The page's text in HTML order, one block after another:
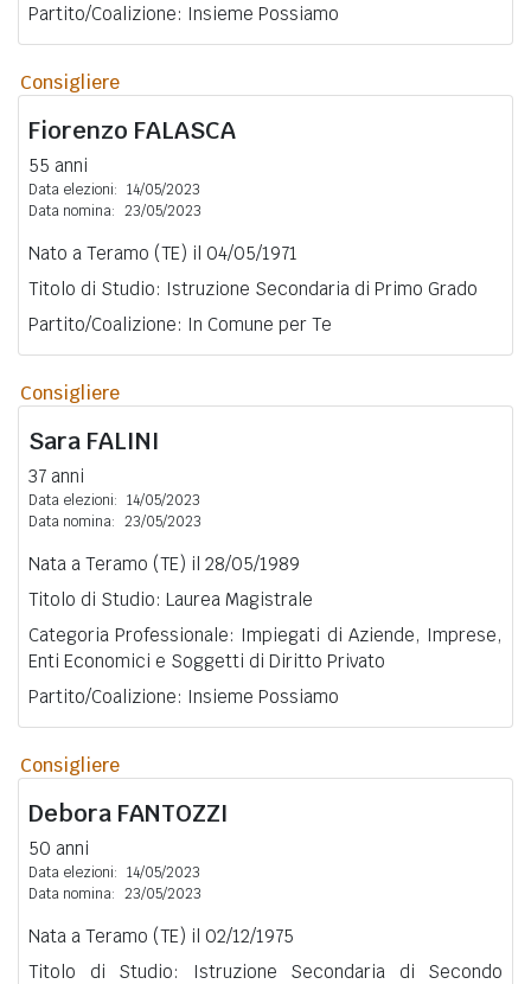
Partito/Coalizione: Insieme Possiamo
Consigliere
Fiorenzo FALASCA
55 anni
Data elezioni: 14/05/2023
Data nomina: 23/05/2023
Nato a Teramo (TE) il 04/05/1971
Titolo di Studio: Istruzione Secondaria di Primo Grado
Partito/Coalizione: In Comune per Te
Consigliere
Sara FALINI
37 anni
Data elezioni: 14/05/2023
Data nomina: 23/05/2023
Nata a Teramo (TE) il 28/05/1989
Titolo di Studio: Laurea Magistrale
Categoria Professionale: Impiegati di Aziende, Imprese,
Enti Economici e Soggetti di Diritto Privato
Partito/Coalizione: Insieme Possiamo
Consigliere
Debora FANTOZZI
50 anni
Data elezioni: 14/05/2023
Data nomina: 23/05/2023
Nata a Teramo (TE) il 02/12/1975
Titolo di Studio: Istruzione Secondaria di Secondo